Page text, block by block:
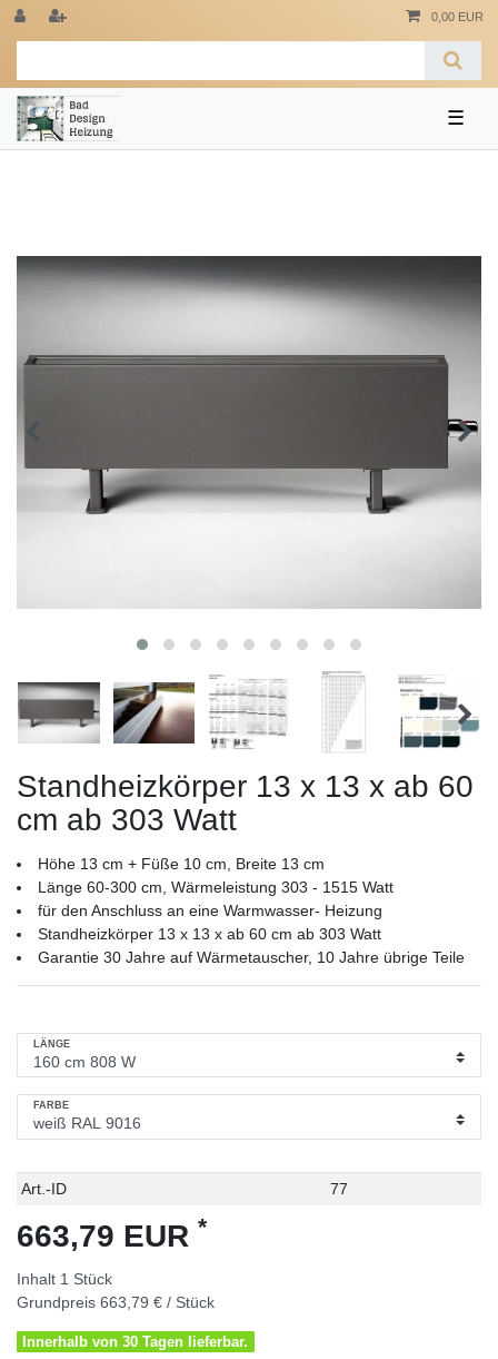
0,00 EUR
☰
Standheizkörper 13 x 13 x ab 60
cm ab 303 Watt
Höhe 13 cm + Füße 10 cm, Breite 13 cm
Länge 60-300 cm, Wärmeleistung 303 - 1515 Watt
für den Anschluss an eine Warmwasser- Heizung
Standheizkörper 13 x 13 x ab 60 cm ab 303 Watt
Garantie 30 Jahre auf Wärmetauscher, 10 Jahre übrige Teile
LÄNGE
FARBE
Technisches
Wert
Art.-ID 77
663,79 EUR *
Inhalt 1 Stück
Grundpreis 663,79 € / Stück
Innerhalb von 30 Tagen lieferbar.